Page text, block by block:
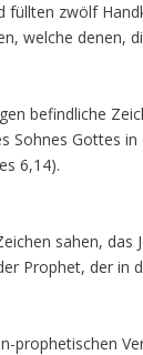
füllten zwölf
welche denen,
befindliche
Sohnes Gottes
6,14).
sahen, das
Prophet, der in
prophetischen